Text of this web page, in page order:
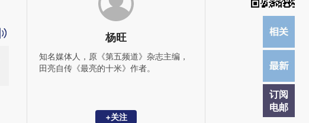
订阅
电邮
杨旺
知名媒体人，原《第五频道》杂志主编，
田亮自传《最亮的十米》作者。
+关注